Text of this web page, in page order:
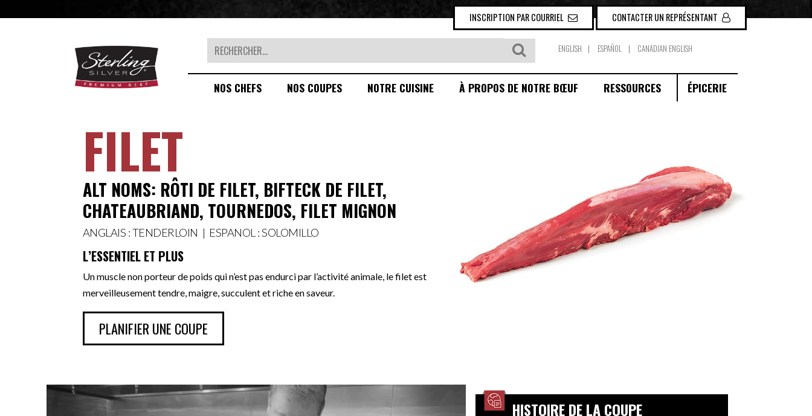
INSCRIPTION PAR COURRIEL CONTACTER UN REPRÉSENTANT
Rechercher ENGLISH ESPAÑOL CANADIAN ENGLISH
NOS CHEFS NOS COUPES NOTRE CUISINE À PROPOS DE NOTRE BŒUF RESSOURCES ÉPICERIE
FILET
ALT NOMS: RÔTI DE FILET, BIFTECK DE FILET,
CHATEAUBRIAND, TOURNEDOS, FILET MIGNON
ANGLAIS : TENDERLOIN | ESPANOL : SOLOMILLO
L’ESSENTIEL ET PLUS
Un muscle non porteur de poids qui n’est pas endurci par l’activité animale, le filet est
merveilleusement tendre, maigre, succulent et riche en saveur.
PLANIFIER UNE COUPE
HISTOIRE DE LA COUPE